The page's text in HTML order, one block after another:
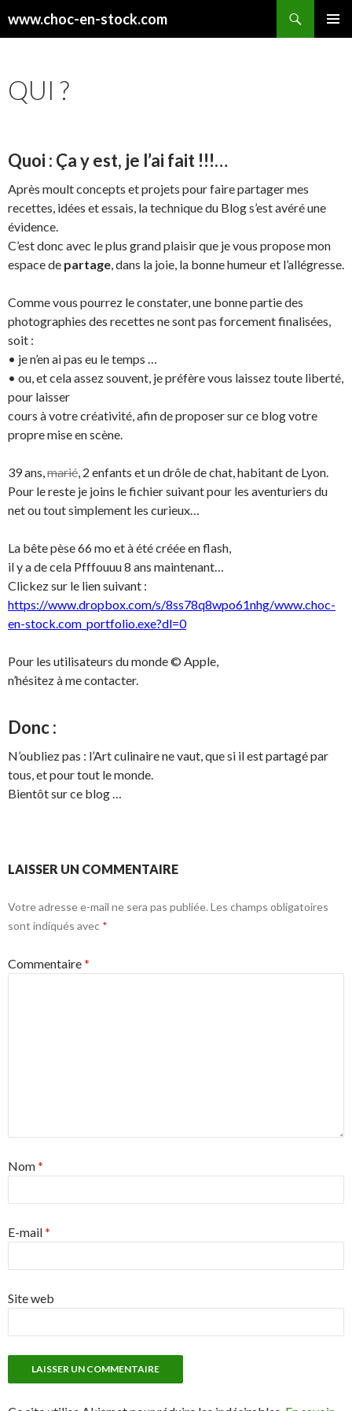
www.choc-en-stock.com
QUI ?
Quoi : Ça y est, je l’ai fait !!!…
Après moult concepts et projets pour faire partager mes
recettes, idées et essais, la technique du Blog s’est avéré une
évidence.
C’est donc avec le plus grand plaisir que je vous propose mon
espace de partage, dans la joie, la bonne humeur et l’allégresse.
Comme vous pourrez le constater, une bonne partie des
photographies des recettes ne sont pas forcement finalisées,
soit :
• je n’en ai pas eu le temps …
• ou, et cela assez souvent, je préfère vous laissez toute liberté,
pour laisser
cours à votre créativité, afin de proposer sur ce blog votre
propre mise en scène.
39 ans,marié, 2 enfants et un drôle de chat, habitant de Lyon.
Pour le reste je joins le fichier suivant pour les aventuriers du
net ou tout simplement les curieux…
La bête pèse 66 mo et à été créée en flash,
il y a de cela Pfffouuu 8 ans maintenant…
Clickez sur le lien suivant :
https://www.dropbox.com/s/8ss78q8wpo61nhg/www.choc-
en-stock.com_portfolio.exe?dl=0
Pour les utilisateurs du monde © Apple,
n’hésitez à me contacter.
Donc :
N’oubliez pas : l’Art culinaire ne vaut, que si il est partagé par
tous, et pour tout le monde.
Bientôt sur ce blog …
LAISSER UN COMMENTAIRE
Votre adresse e-mail ne sera pas publiée. Les champs obligatoires
sont indiqués avec *
Commentaire*
Nom*
E-mail*
Site web